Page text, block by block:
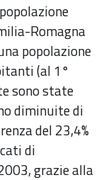
Romagna
popolazione
(al 1°
sono state
diminuite di
del 23,4%
di
grazie alla